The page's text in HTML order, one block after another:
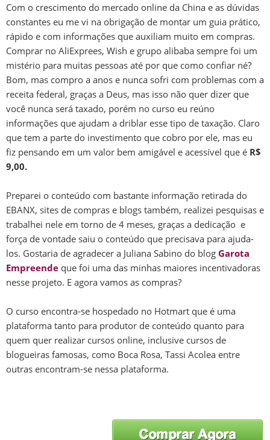
Com o crescimento do mercado online da China e as dúvidas
constantes eu me vi na obrigação de montar um guia prático,
rápido e com informações que auxiliam muito em compras.
Comprar no AliExprees, Wish e grupo alibaba sempre foi um
mistério para muitas pessoas até por que como confiar né?
Bom, mas compro a anos e nunca sofri com problemas com a
receita federal, graças a Deus, mas isso não quer dizer que
você nunca será taxado, porém no curso eu reúno
informações que ajudam a driblar esse tipo de taxação. Claro
que tem a parte do investimento que cobro por ele, mas eu
fiz pensando em um valor bem amigável e acessível que é R$
9,00.
Preparei o conteúdo com bastante informação retirada do
EBANX, sites de compras e blogs também, realizei pesquisas e
trabalhei nele em torno de 4 meses, graças a dedicação e
força de vontade saiu o conteúdo que precisava para ajuda-
los. Gostaria de agradecer a Juliana Sabino do blog Garota
Empreende que foi uma das minhas maiores incentivadoras
nesse projeto. E agora vamos as compras?
O curso encontra-se hospedado no Hotmart que é uma
plataforma tanto para produtor de conteúdo quanto para
quem quer realizar cursos online, inclusive cursos de
blogueiras famosas, como Boca Rosa, Tassi Acolea entre
outras encontram-se nessa plataforma.